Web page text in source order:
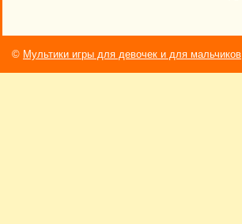
© Мультики игры для девочек и для мальчиков